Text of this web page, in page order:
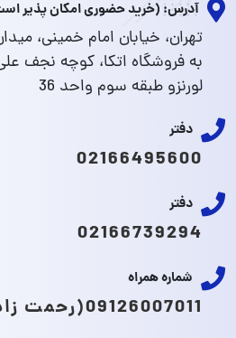
آدرس: (خرید حضوری امکان پذیر
تهران، خیابان امام خمینی،
به فروشگاه اتکا، کوچه نجف
لورنزو طبقه سوم واحد 36
دفتر
02166495600
دفتر
02166739294
شماره همراه
09126007011(رحمت زاده)